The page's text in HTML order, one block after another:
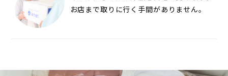
お店まで取りに行く手間がありません。